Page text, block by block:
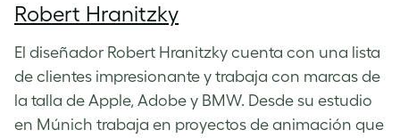
Robert Hranitzky
El diseñador Robert Hranitzky cuenta con una lista
de clientes impresionante y trabaja con marcas de
la talla de Apple, Adobe y BMW. Desde su estudio
en Múnich trabaja en proyectos de animación que